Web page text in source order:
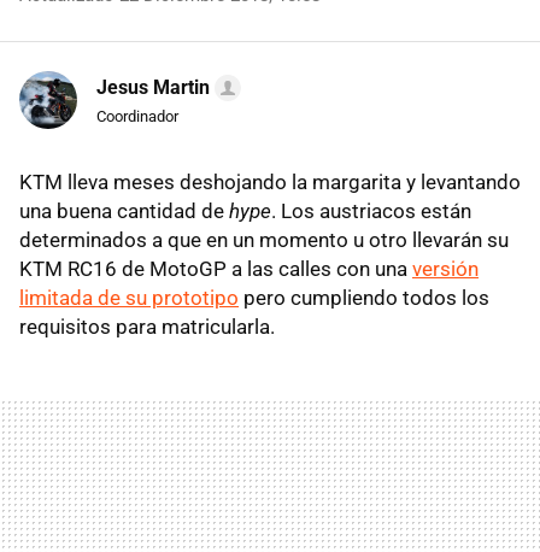
Jesus Martin
Coordinador
KTM lleva meses deshojando la margarita y levantando
una buena cantidad de hype. Los austriacos están
determinados a que en un momento u otro llevarán su
KTM RC16 de MotoGP a las calles con una versión
limitada de su prototipo pero cumpliendo todos los
requisitos para matricularla.